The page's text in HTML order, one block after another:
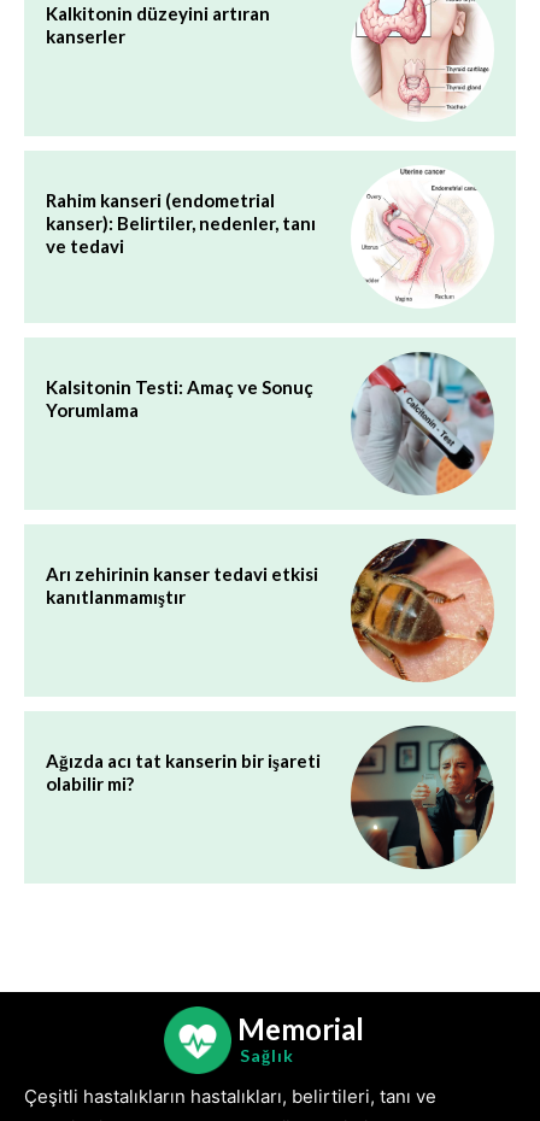
Kalkitonin düzeyini artıran
kanserler
Rahim kanseri (endometrial
kanser): Belirtiler, nedenler, tanı
ve tedavi
Kalsitonin Testi: Amaç ve Sonuç
Yorumlama
Arı zehirinin kanser tedavi etkisi
kanıtlanmamıştır
Ağızda acı tat kanserin bir işareti
olabilir mi?
Memorial
Sağlık
Çeşitli hastalıkların hastalıkları, belirtileri, tanı ve